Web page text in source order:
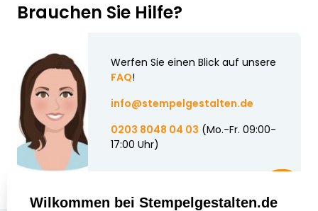
Brauchen Sie Hilfe?
Werfen Sie einen Blick auf unsere
FAQ!
info@stempelgestalten.de
0203 8048 04 03 (Mo.-Fr. 09:00-
17:00 Uhr)
Wilkommen bei Stempelgestalten.de